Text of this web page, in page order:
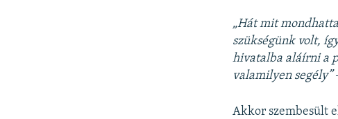
„Hát mit
szükségünk volt,
hivatalba aláírni a
valamilyen segély”
Akkor szembesült